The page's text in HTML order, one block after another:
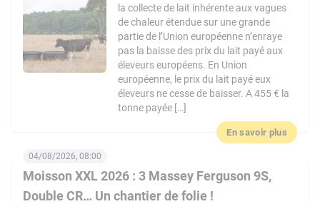
la collecte de lait inhérente aux vagues
de chaleur étendue sur une grande
partie de l’Union européenne n’enraye
pas la baisse des prix du lait payé aux
éleveurs européens. En Union
européenne, le prix du lait payé eux
éleveurs ne cesse de baisser. A 455 € la
tonne payée […]
En savoir plus
Moisson XXL 2026 : 3 Massey Ferguson 9S,
Double CR… Un chantier de folie !
04/08/2026, 08:00